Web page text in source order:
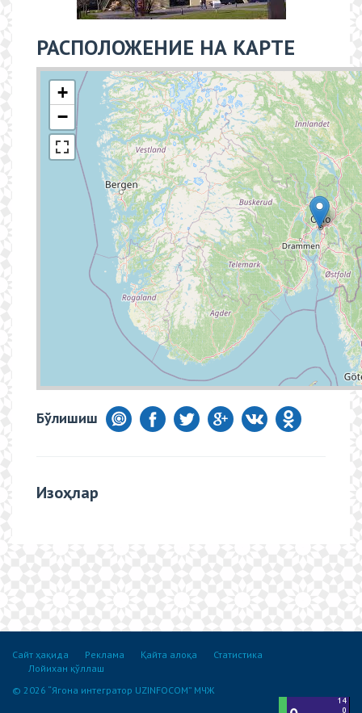
РАСПОЛОЖЕНИЕ НА КАРТЕ
+
−
Бўлишиш
Изоҳлар
Сайт ҳақида Реклама Қайта алоқа
Статистика
Лойихан қўллаш
© 2026 “Ягона интегратор UZINFOCOM” МЧЖ